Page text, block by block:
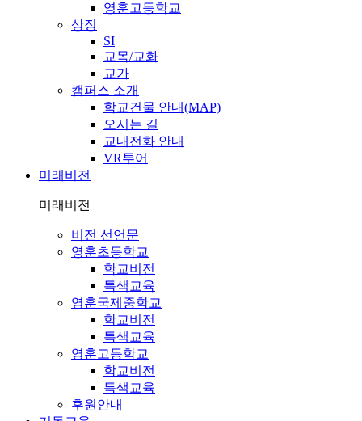
영훈고등학교
상징
SI
교목/교화
교가
캠퍼스 소개
학교건물 안내(MAP)
오시는 길
교내전화 안내
VR투어
미래비전
미래비전
비전 선언문
영훈초등학교
학교비전
특색교육
영훈국제중학교
학교비전
특색교육
영훈고등학교
학교비전
특색교육
후원안내